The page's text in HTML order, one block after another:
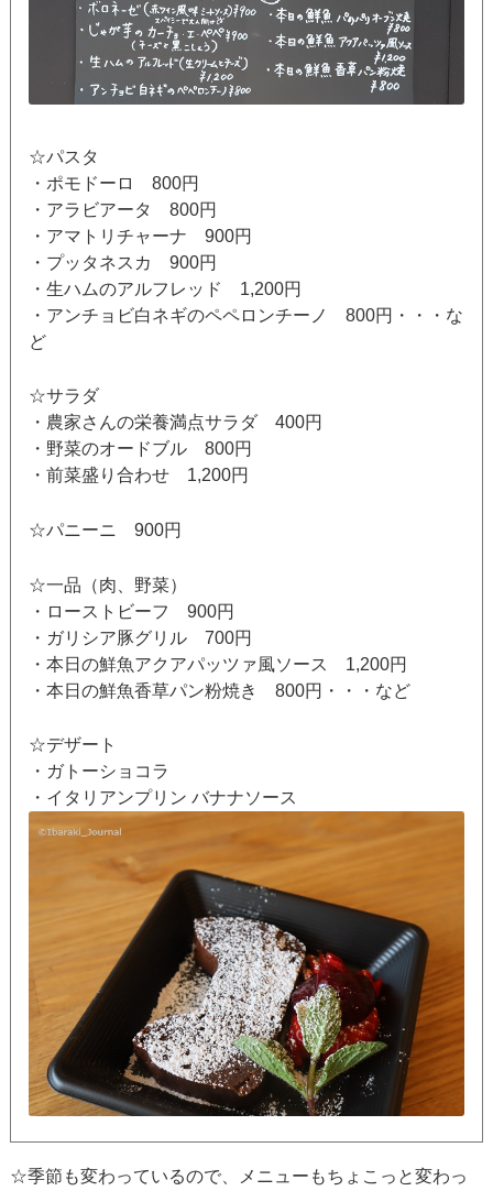
☆パスタ
・ポモドーロ 800円
・アラビアータ 800円
・アマトリチャーナ 900円
・プッタネスカ 900円
・生ハムのアルフレッド 1,200円
・アンチョビ白ネギのペペロンチーノ 800円・・・な
ど
☆サラダ
・農家さんの栄養満点サラダ 400円
・野菜のオードブル 800円
・前菜盛り合わせ 1,200円
☆パニーニ 900円
☆一品（肉、野菜）
・ローストビーフ 900円
・ガリシア豚グリル 700円
・本日の鮮魚アクアパッツァ風ソース 1,200円
・本日の鮮魚香草パン粉焼き 800円・・・など
☆デザート
・ガトーショコラ
・イタリアンプリン バナナソース
☆季節も変わっているので、メニューもちょこっと変わっ